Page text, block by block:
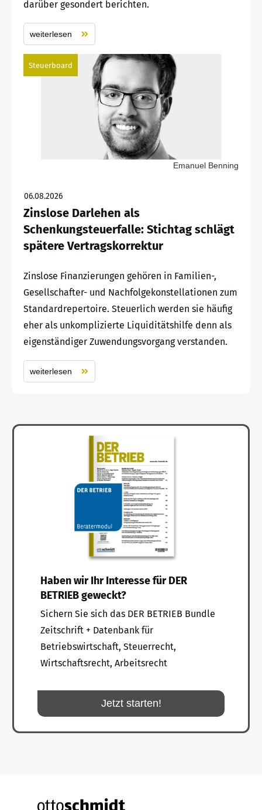
darüber gesondert berichten.
weiterlesen
Steuerboard
Emanuel Benning
06.08.2026
Zinslose Darlehen als
Schenkungsteuerfalle: Stichtag schlägt
spätere Vertragskorrektur
Zinslose Finanzierungen gehören in Familien-,
Gesellschafter- und Nachfolgekonstellationen zum
Standardrepertoire. Steuerlich werden sie häufig
eher als unkomplizierte Liquiditätshilfe denn als
eigenständiger Zuwendungsvorgang verstanden.
weiterlesen
Haben wir Ihr Interesse für DER
BETRIEB geweckt?
Sichern Sie sich das DER BETRIEB Bundle
Zeitschrift + Datenbank für
Betriebswirtschaft, Steuerrecht,
Wirtschaftsrecht, Arbeitsrecht
Jetzt starten!